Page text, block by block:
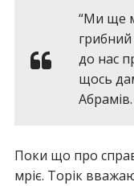
“Ми ще
до нас
щось
Абрамів.
Поки що про
мріє. Торік